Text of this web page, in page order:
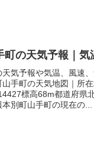
町の天気予報｜気
気予報や気温、風速
山手町の天気地図｜所
標高68m都道府県
別町山手町の現在の...